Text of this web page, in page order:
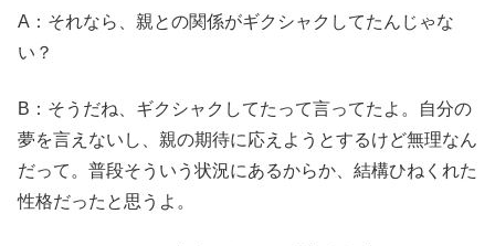
A：それなら、親との関係がギクシャクしてたんじゃな
い？
B：そうだね、ギクシャクしてたって言ってたよ。自分の
夢を言えないし、親の期待に応えようとするけど無理なん
だって。普段そういう状況にあるからか、結構ひねくれた
性格だったと思うよ。